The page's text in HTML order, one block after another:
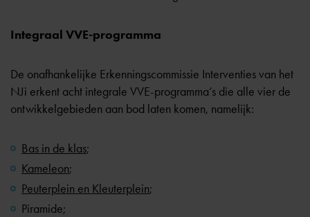
Integraal VVE-programma
De onafhankelijke Erkenningscommissie Interventies van het
NJi erkent acht integrale VVE-programma’s die alle vier de
ontwikkelgebieden aan bod laten komen, namelijk:
Bas in de klas;
Kameleon;
Peuterplein en Kleuterplein;
Piramide;